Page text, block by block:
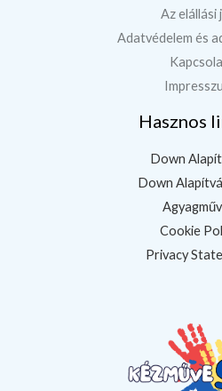
Az elállási
Adatvédelem és
Hasznos
Down
Down
Cookie
Privacy